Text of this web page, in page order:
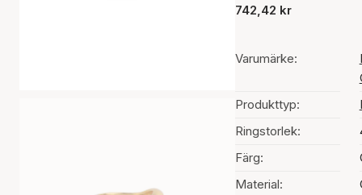
742,42 kr
Varumärke:
Produkttyp:
Ringstorlek:
Färg:
Material: